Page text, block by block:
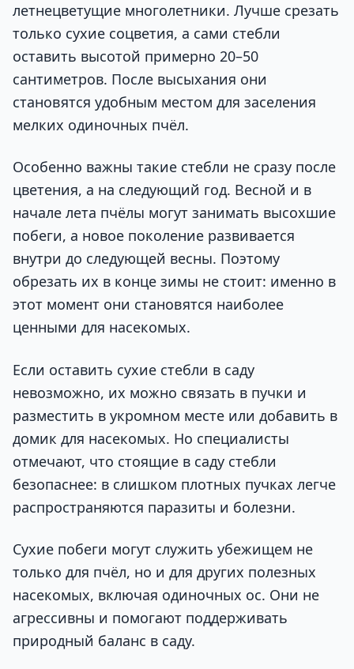
летнецветущие многолетники. Лучше срезать
только сухие соцветия, а сами стебли
оставить высотой примерно 20–50
сантиметров. После высыхания они
становятся удобным местом для заселения
мелких одиночных пчёл.
Особенно важны такие стебли не сразу после
цветения, а на следующий год. Весной и в
начале лета пчёлы могут занимать высохшие
побеги, а новое поколение развивается
внутри до следующей весны. Поэтому
обрезать их в конце зимы не стоит: именно в
этот момент они становятся наиболее
ценными для насекомых.
Если оставить сухие стебли в саду
невозможно, их можно связать в пучки и
разместить в укромном месте или добавить в
домик для насекомых. Но специалисты
отмечают, что стоящие в саду стебли
безопаснее: в слишком плотных пучках легче
распространяются паразиты и болезни.
Сухие побеги могут служить убежищем не
только для пчёл, но и для других полезных
насекомых, включая одиночных ос. Они не
агрессивны и помогают поддерживать
природный баланс в саду.